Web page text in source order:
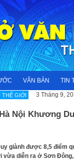
VĂN BẢN TIN
THẾ GIỚI 3 Tháng 9,
Nội Khương
giành được 8,5 điểm
vừa diễn ra ở Sơn Đông,